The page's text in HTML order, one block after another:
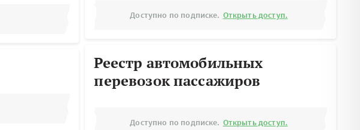
Доступно по подписке. Открыть доступ.
Реестр автомобильных
перевозок пассажиров
Доступно по подписке. Открыть доступ.